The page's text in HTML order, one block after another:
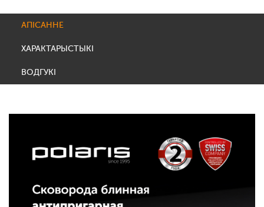
АПІСАННЕ
ХАРАКТАРЫСТЫКІ
ВОДГУКІ